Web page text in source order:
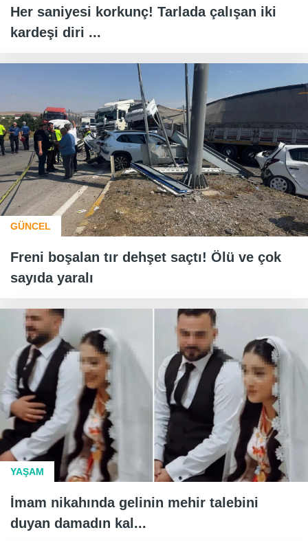
Her saniyesi korkunç! Tarlada çalışan iki
kardeşi diri ...
GÜNCEL
Freni boşalan tır dehşet saçtı! Ölü ve çok
sayıda yaralı
YAŞAM
İmam nikahında gelinin mehir talebini
duyan damadın kal...